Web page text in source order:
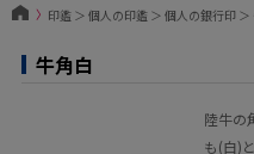
〉 印鑑＞ 個人の印鑑＞ 個人の銀行印＞
牛角白
陸牛の
も(白)